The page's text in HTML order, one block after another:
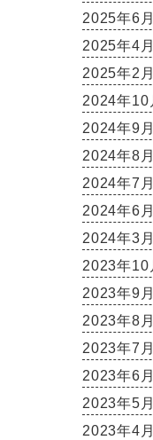
2025年6月
2025年4月
2025年2月
2024年10
2024年9月
2024年8月
2024年7月
2024年6月
2024年3月
2023年10
2023年9月
2023年8月
2023年7月
2023年6月
2023年5月
2023年4月